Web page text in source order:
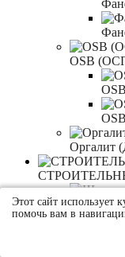
OSB
Оргалит
Этот сайт использует
помочь вам в